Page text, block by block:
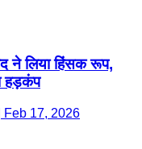
ने लिया हिंसक रूप,
हड़कंप
Feb 17, 2026